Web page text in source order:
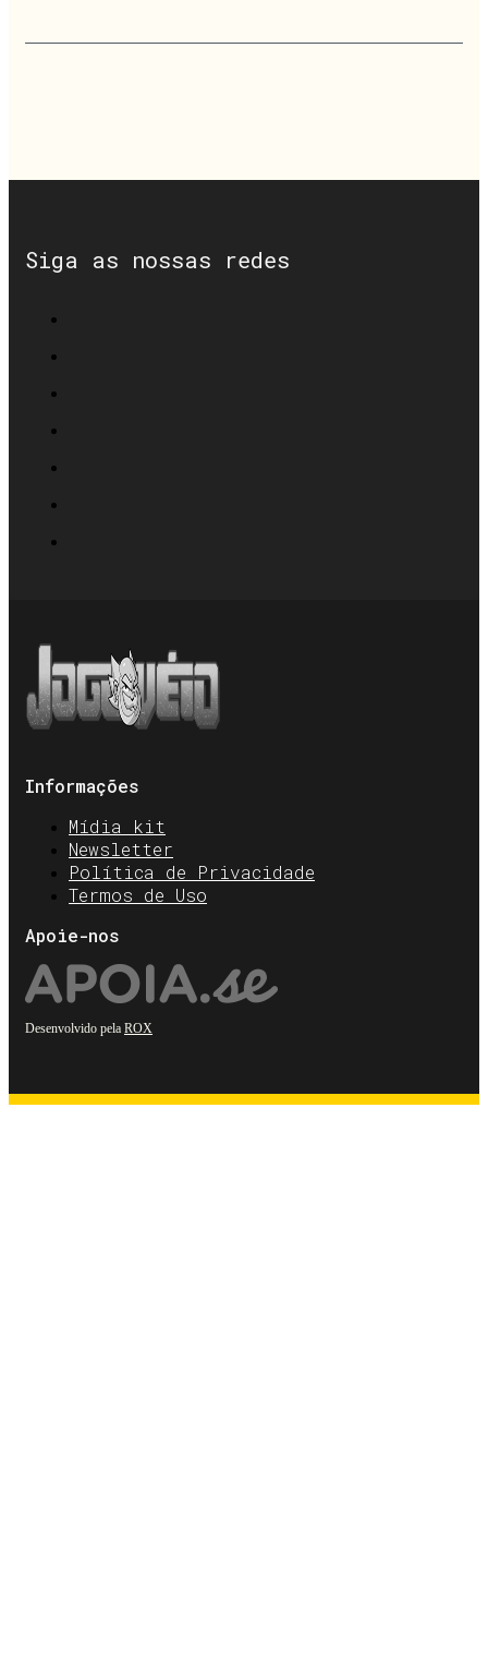
Siga as nossas redes
Informações
Mídia kit
Newsletter
Política de Privacidade
Termos de Uso
Apoie-nos
Desenvolvido pela ROX